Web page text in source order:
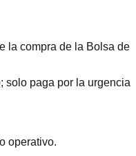
la compra de la Bolsa de
solo paga por la urgencia
operativo.